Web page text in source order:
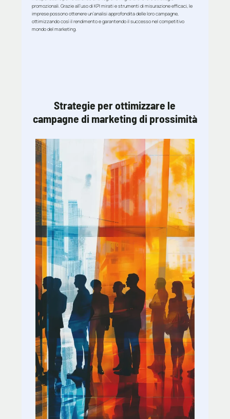
promozionali. Grazie all’uso di KPI mirati e strumenti di misurazione efficaci, le
imprese possono ottenere un’analisi approfondita delle loro campagne,
ottimizzando così il rendimento e garantendo il successo nel competitivo
mondo del marketing.
Strategie per ottimizzare le
campagne di marketing di prossimità